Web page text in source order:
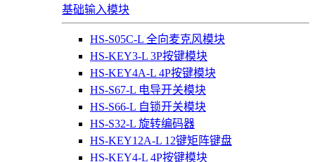
基础输入模块
HS-S05C-L 全向麦克风模块
HS-KEY3-L 3P按键模块
HS-KEY4A-L 4P按键模块
HS-S67-L 电导开关模块
HS-S66-L 自锁开关模块
HS-S32-L 旋转编码器
HS-KEY12A-L 12键矩阵键盘
HS-KEY4-L 4P按键模块